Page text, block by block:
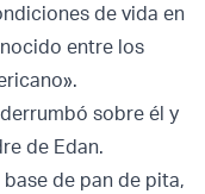
de vida en
entre los
sobre él y
de Edan.
de pan de pita,